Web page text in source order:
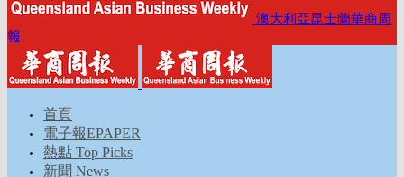
澳大利亞昆士蘭華商周
報
首頁
電子報EPAPER
熱點 Top Picks
新聞 News